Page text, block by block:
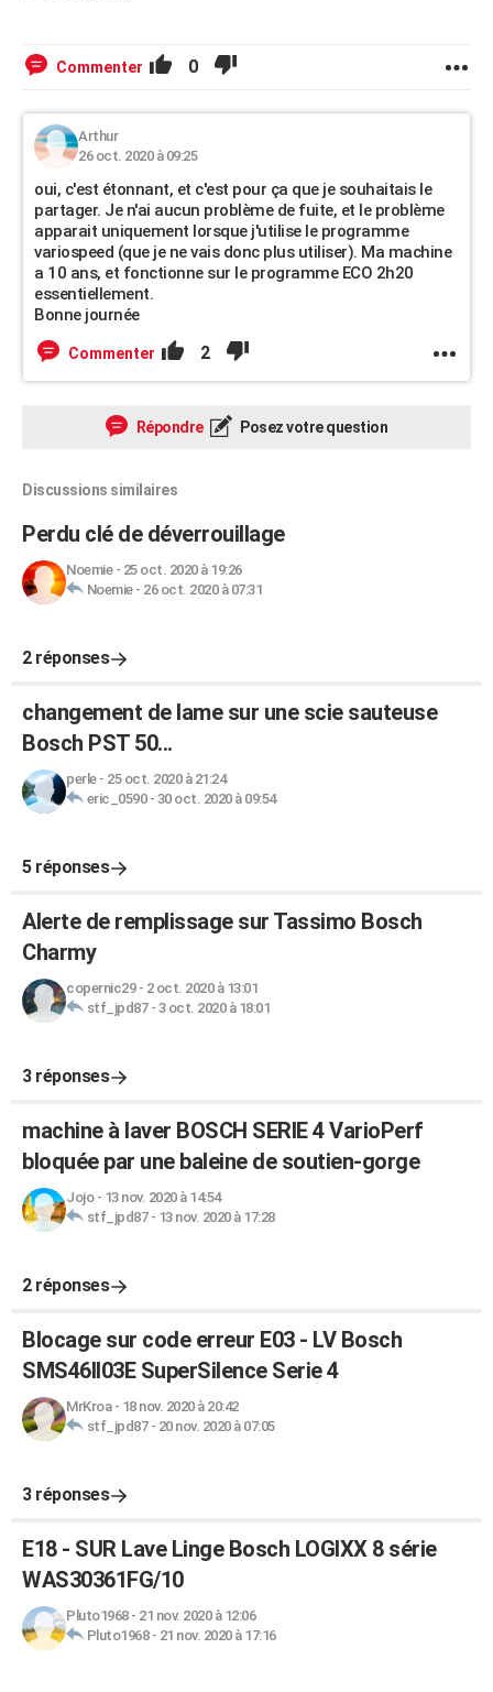
Commenter 0
Arthur
26 oct. 2020 à 09:25
oui, c'est étonnant, et c'est pour ça que je souhaitais le
partager. Je n'ai aucun problème de fuite, et le problème
apparait uniquement lorsque j'utilise le programme
variospeed (que je ne vais donc plus utiliser). Ma machine
a 10 ans, et fonctionne sur le programme ECO 2h20
essentiellement.
Bonne journée
Commenter 2
Répondre Posez votre question
Discussions similaires
Perdu clé de déverrouillage
Noemie- 25 oct. 2020 à 19:26
Noemie- 26 oct. 2020 à 07:31
2 réponses
changement de lame sur une scie sauteuse
Bosch PST 50...
perle- 25 oct. 2020 à 21:24
eric_0590- 30 oct. 2020 à 09:54
5 réponses
Alerte de remplissage sur Tassimo Bosch
Charmy
copernic29- 2 oct. 2020 à 13:01
stf_jpd87- 3 oct. 2020 à 18:01
3 réponses
machine à laver BOSCH SERIE 4 VarioPerf
bloquée par une baleine de soutien-gorge
Jojo- 13 nov. 2020 à 14:54
stf_jpd87- 13 nov. 2020 à 17:28
2 réponses
Blocage sur code erreur E03 - LV Bosch
SMS46II03E SuperSilence Serie 4
MrKroa- 18 nov. 2020 à 20:42
stf_jpd87- 20 nov. 2020 à 07:05
3 réponses
E18 - SUR Lave Linge Bosch LOGIXX 8 série
WAS30361FG/10
Pluto1968- 21 nov. 2020 à 12:06
Pluto1968- 21 nov. 2020 à 17:16